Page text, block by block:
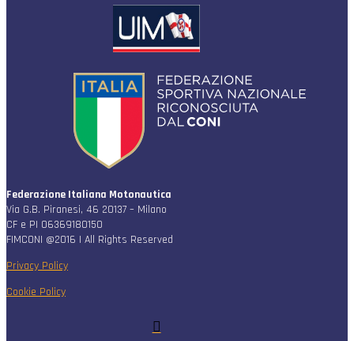
Federazione Italiana Motonautica
Via G.B. Piranesi, 46 20137 – Milano
CF e PI 06369180150
FIMCONI @2016 | All Rights Reserved
Privacy Policy
Cookie Policy